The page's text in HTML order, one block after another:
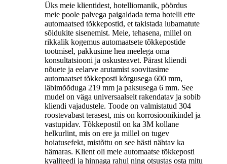
Üks meie klientidest, hotelliomanik, pöördus
meie poole palvega paigaldada tema hotelli ette
automaatsed tõkkepostid, et takistada lubamatute
sõidukite sisenemist. Meie, tehasena, millel on
rikkalik kogemus automaatsete tõkkepostide
tootmisel, pakkusime hea meelega oma
konsultatsiooni ja oskusteavet. Pärast kliendi
nõuete ja eelarve arutamist soovitasime
automaatset tõkkeposti kõrgusega 600 mm,
läbimõõduga 219 mm ja paksusega 6 mm. See
mudel on väga universaalselt rakendatav ja sobib
kliendi vajadustele. Toode on valmistatud 304
roostevabast terasest, mis on korrosioonikindel ja
vastupidav. Tõkkepostil on ka 3M kollane
helkurlint, mis on ere ja millel on tugev
hoiatusefekt, mistõttu on see hästi nähtav ka
hämaras. Klient oli meie automaatse tõkkeposti
kvaliteedi ja hinnaga rahul ning otsustas osta mitu